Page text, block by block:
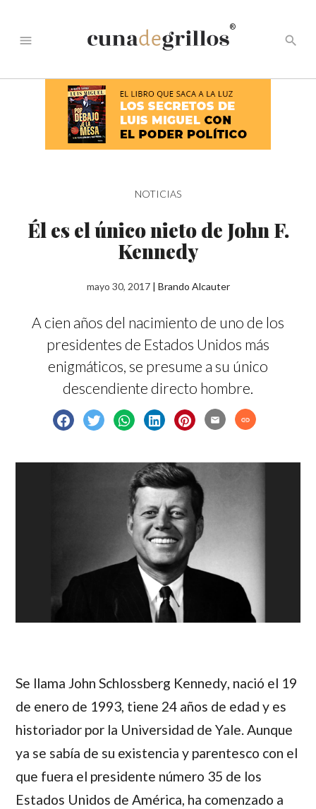
menu
®
search
NOTICIAS
Él es el único nieto de John F.
Kennedy
mayo 30, 2017 | Brando Alcauter
A cien años del nacimiento de uno de los
presidentes de Estados Unidos más
enigmáticos, se presume a su único
descendiente directo hombre.
email link
Se llama John Schlossberg Kennedy, nació el 19
de enero de 1993, tiene 24 años de edad y es
historiador por la Universidad de Yale. Aunque
ya se sabía de su existencia y parentesco con el
que fuera el presidente número 35 de los
Estados Unidos de América, ha comenzado a